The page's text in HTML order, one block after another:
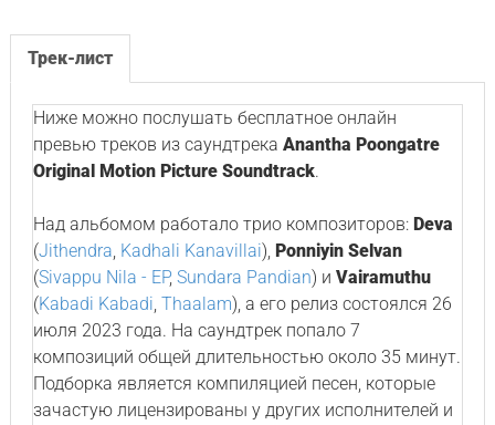
Трек-лист
Ниже можно послушать бесплатное онлайн
превью треков из саундтрека Anantha Poongatre
Original Motion Picture Soundtrack.
Над альбомом работало трио композиторов: Deva
(Jithendra, Kadhali Kanavillai), Ponniyin Selvan
(Sivappu Nila - EP, Sundara Pandian) и Vairamuthu
(Kabadi Kabadi, Thaalam), а его релиз состоялся 26
июля 2023 года. На саундтрек попало 7
композиций общей длительностью около 35 минут.
Подборка является компиляцией песен, которые
зачастую лицензированы у других исполнителей и